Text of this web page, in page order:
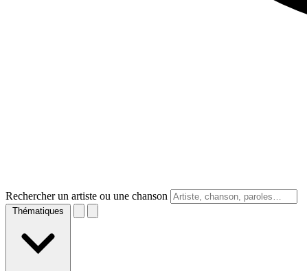
Rechercher un artiste ou une chanson
Thématiques